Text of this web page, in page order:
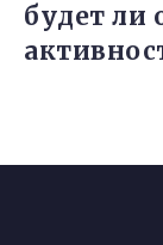
будет ли